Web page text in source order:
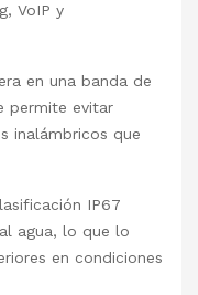
VoIP y
en una banda de
permite evitar
inalámbricos que
IP67
agua, lo que lo
en condiciones